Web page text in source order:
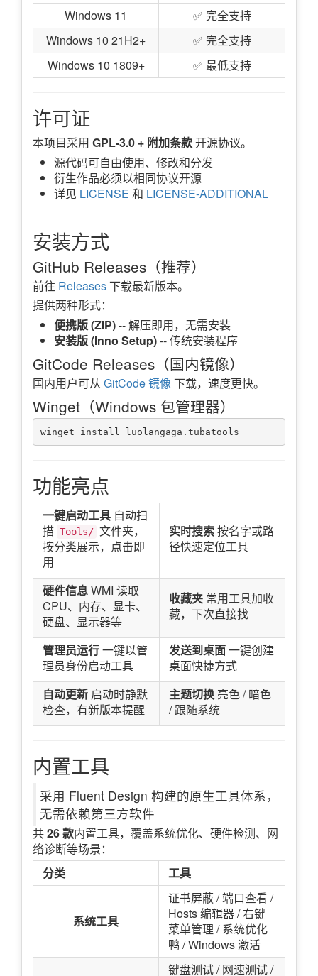
Windows 11
✅ 完全支持
Windows 10 21H2+
✅ 完全支持
Windows 10 1809+
✅ 最低支持
许可证
本项目采用 GPL-3.0 + 附加条款开源协议。
源代码可自由使用、修改和分发
衍生作品必须以相同协议开源
详见 LICENSE 和 LICENSE-ADDITIONAL
安装方式
GitHub Releases（推荐）
前往 Releases下载最新版本。
提供两种形式：
便携版 (ZIP)-- 解压即用，无需安装
安装版 (Inno Setup)-- 传统安装程序
GitCode Releases（国内镜像）
国内用户可从 GitCode 镜像 下载，速度更快。
Winget（Windows 包管理器）
功能亮点
一键启动工具 自动扫
描 Tools/ 文件夹，
按分类展示，点击即
用
实时搜索按名字或路
径快速定位工具
硬件信息WMI 读取
CPU、内存、显卡、
硬盘、显示器等
收藏夹 常用工具加收
藏，下次直接找
管理员运行一键以管
理员身份启动工具
发送到桌面一键创建
桌面快捷方式
自动更新 启动时静默
检查，有新版本提醒
主题切换 亮色 / 暗色
/ 跟随系统
内置工具
采用 Fluent Design 构建的原生工具体系，
无需依赖第三方软件
共26 款内置工具，覆盖系统优化、硬件检测、网
络诊断等场景：
分类
工具
系统工具
证书屏蔽 / 端口查看 /
Hosts 编辑器 / 右键
菜单管理 / 系统优化
鸭 / Windows 激活
键盘测试 / 网速测试 /